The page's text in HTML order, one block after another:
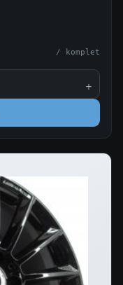
/ komplet
+